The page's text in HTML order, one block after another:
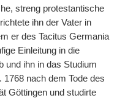
streng protestantische
ihn der Vater in
er des Tacitus Germania
Einleitung in die
und ihn in das Studium
nach dem Tode des
Göttingen und studirte